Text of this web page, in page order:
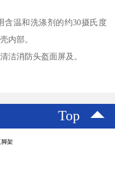
含温和洗涤剂的约30摄氏度
内部。
洁消防头盔面屏及。
Top
脚架